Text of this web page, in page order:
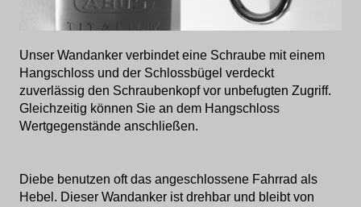
Unser Wandanker verbindet eine Schraube mit einem
Hangschloss und der Schlossbügel verdeckt
zuverlässig den Schraubenkopf vor unbefugten Zugriff.
Gleichzeitig können Sie an dem Hangschloss
Wertgegenstände anschließen.
Diebe benutzen oft das angeschlossene Fahrrad als
Hebel. Dieser Wandanker ist drehbar und bleibt von